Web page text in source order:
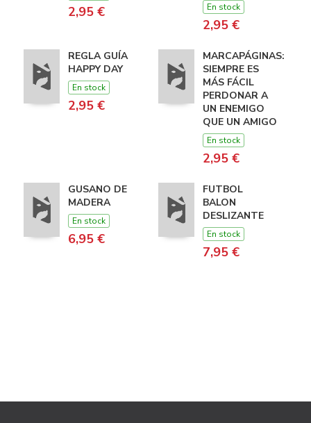
2,95 € En stock
2,95 €
REGLA GUÍA
HAPPY DAY
En stock
2,95 €
MARCAPÁGINAS:
SIEMPRE ES
MÁS FÁCIL
PERDONAR A
UN ENEMIGO
QUE UN AMIGO
En stock
2,95 €
GUSANO DE
MADERA
En stock
6,95 €
FUTBOL
BALON
DESLIZANTE
En stock
7,95 €